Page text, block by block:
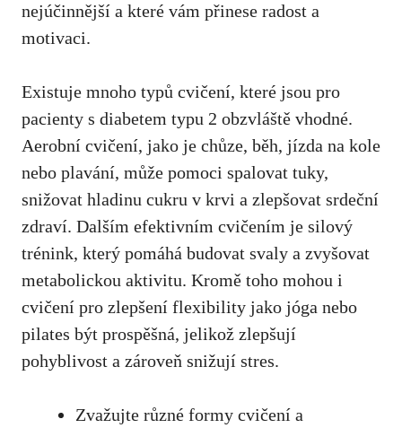
nejúčinnější a které ‌vám ​přinese radost a
motivaci.
Existuje ‍mnoho typů cvičení, ​které ‍jsou pro
pacienty s diabetem typu 2 obzvláště vhodné.
Aerobní cvičení, ‍jako‍ je chůze, běh, jízda na kole
nebo plavání, může pomoci spalovat‍ tuky,
snižovat hladinu cukru v krvi a zlepšovat srdeční
zdraví. Dalším efektivním cvičením je‍ silový
trénink, který pomáhá budovat svaly a zvyšovat
metabolickou aktivitu. Kromě toho mohou i
cvičení pro zlepšení flexibility jako jóga nebo
pilates ‍být prospěšná, ⁤jelikož ⁤zlepšují
pohyblivost a zároveň snižují stres.
Zvažujte různé formy cvičení a